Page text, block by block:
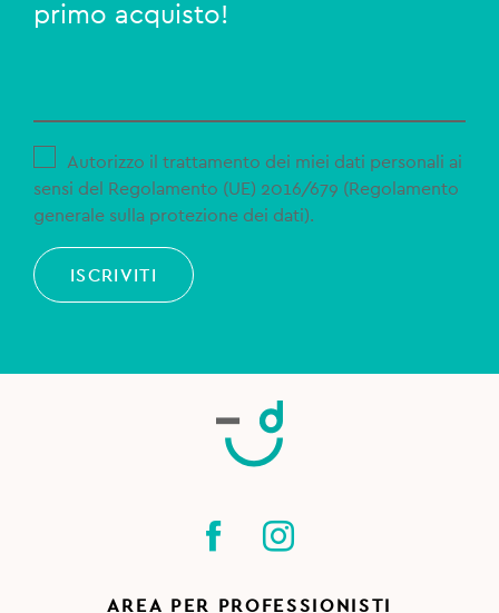
primo acquisto!
Autorizzo il trattamento dei miei dati personali ai
sensi del Regolamento (UE) 2016/679 (Regolamento
generale sulla protezione dei dati).
ISCRIVITI
AREA PER PROFESSIONISTI